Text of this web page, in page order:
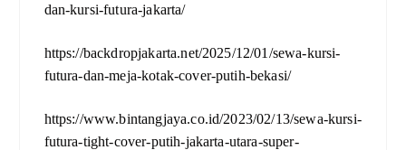
dan-kursi-futura-jakarta/
https://backdropjakarta.net/2025/12/01/sewa-kursi-
futura-dan-meja-kotak-cover-putih-bekasi/
https://www.bintangjaya.co.id/2023/02/13/sewa-kursi-
futura-tight-cover-putih-jakarta-utara-super-